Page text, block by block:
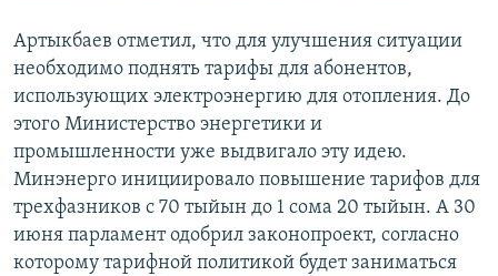
Артыкбаев отметил, что для улучшения ситуации
необходимо поднять тарифы для абонентов,
использующих электроэнергию для отопления. До
этого Министерство энергетики и
промышленности уже выдвигало эту идею.
Минэнерго инициировало повышение тарифов для
трехфазников с 70 тыйын до 1 сома 20 тыйын. А 30
июня парламент одобрил законопроект, согласно
которому тарифной политикой будет заниматься